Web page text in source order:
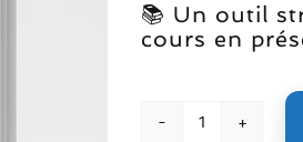
📚 Un outil
cours en
quantité